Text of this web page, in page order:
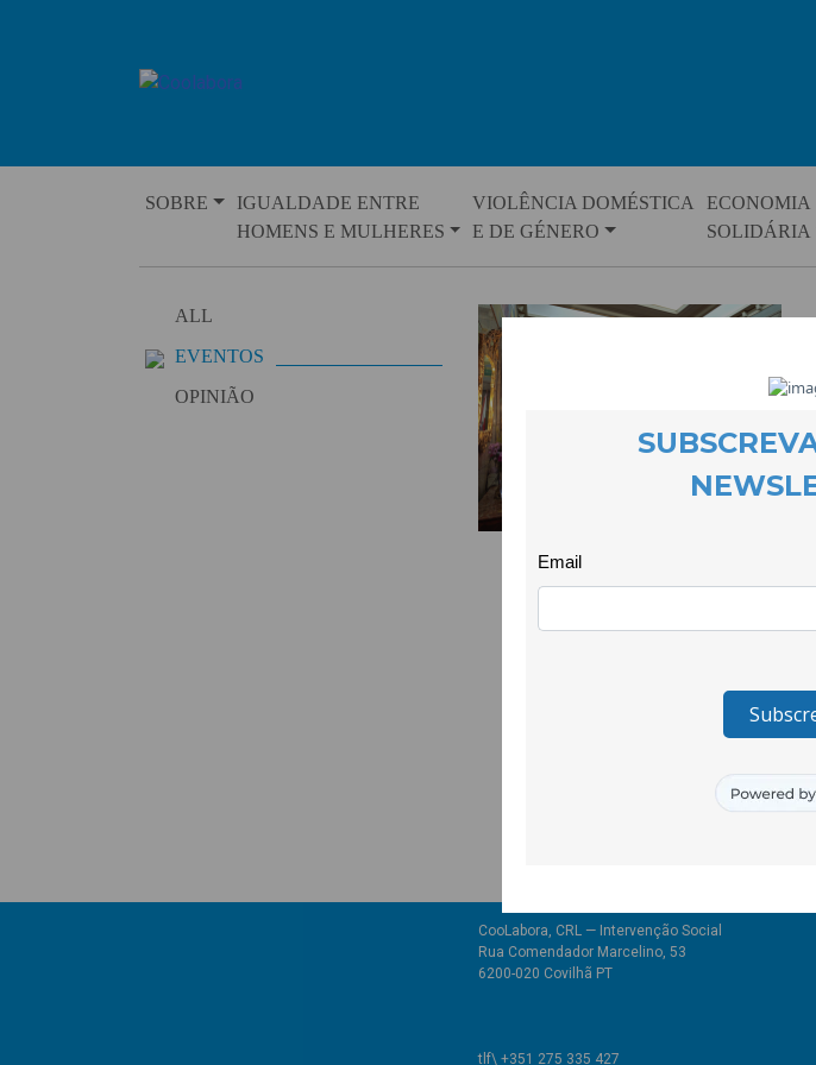
SOBRE
IGUALDADE ENTRE
HOMENS E MULHERES
VIOLÊNCIA DOMÉSTICA
E DE GÉNERO
ECONOMIA
SOLIDÁRIA
ALL
EVENTOS
OPINIÃO
CooLabora, CRL — Intervenção Social
Rua Comendador Marcelino, 53
6200-020 Covilhã PT
tlf\ +351 275 335 427